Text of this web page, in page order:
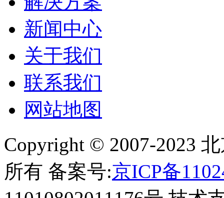
新闻中心
关于我们
联系我们
网站地图
Copyright © 2007-2023
所有 备案号:京ICP备